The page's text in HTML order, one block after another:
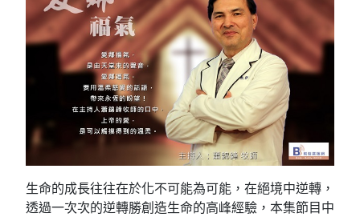
生命的成長往往在於化不可能為可能，在絕境中逆轉，
透過一次次的逆轉勝創造生命的高峰經驗，本集節目中